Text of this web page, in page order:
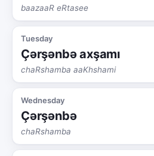
baazaaR eRtasee
Tuesday
Çərşənbə axşamı
chaRshamba aaKhshami
Wednesday
Çərşənbə
chaRshamba